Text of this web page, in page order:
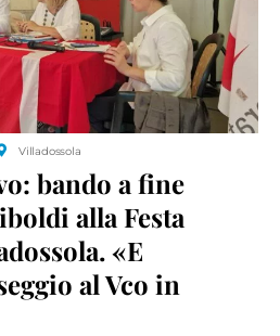
Villadossola
bando a fine
alla Festa
«E
al Vco in